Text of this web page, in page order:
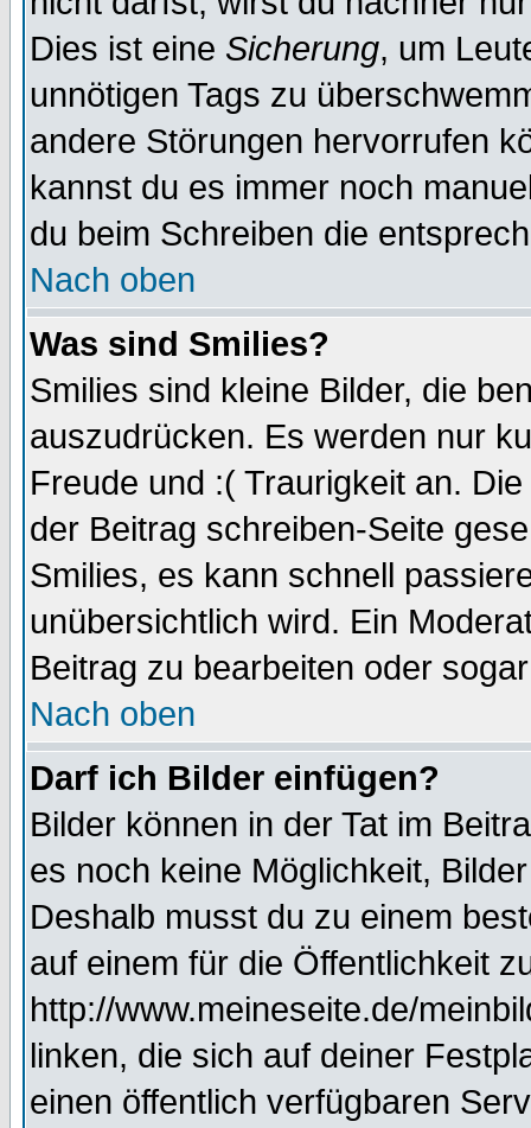
Dies ist eine Sicherung, um
unnötigen Tags zu
andere Störungen hervorrufen
kannst du es immer noch
du beim Schreiben die
Nach oben
Was sind Smilies?
Smilies sind kleine Bilder, die
auszudrücken. Es werden nur
Freude und :( Traurigkeit an.
der Beitrag schreiben-Seite
Smilies, es kann schnell
unübersichtlich wird. Ein
Beitrag zu bearbeiten oder
Nach oben
Darf ich Bilder einfügen?
Bilder können in der Tat im
es noch keine Möglichkeit,
Deshalb musst du zu einem
auf einem für die Öffentlichkeit
http://www.meineseite.de/
linken, die sich auf deiner
einen öffentlich verfügbaren